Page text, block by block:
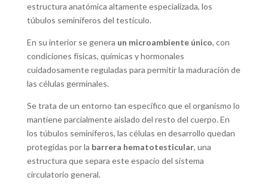
estructura anatómica altamente especializada, los
túbulos seminíferos del testículo.
En su interior se genera un microambiente único, con
condiciones físicas, químicas y hormonales
cuidadosamente reguladas para permitir la maduración de
las células germinales.
Se trata de un entorno tan específico que el organismo lo
mantiene parcialmente aislado del resto del cuerpo. En
los túbulos seminíferos, las células en desarrollo quedan
protegidas por la barrera hematotesticular, una
estructura que separa este espacio del sistema
circulatorio general.